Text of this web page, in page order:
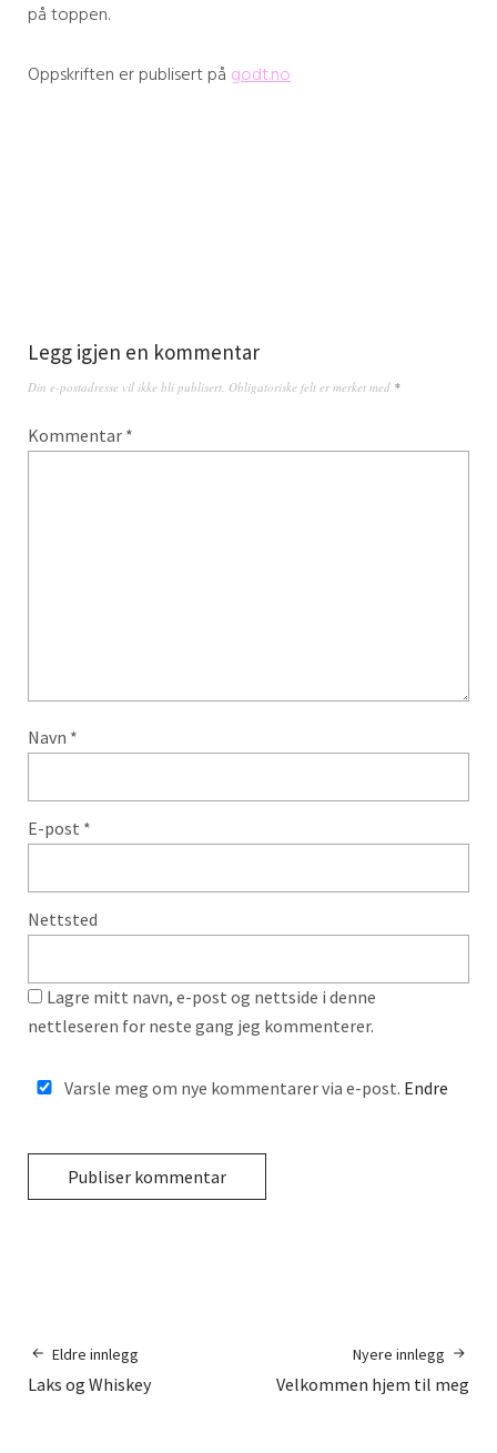
på toppen.
Oppskriften er publisert på godt.no
Legg igjen en kommentar
Din e-postadresse vil ikke bli publisert. Obligatoriske felt er merket med *
Kommentar *
Navn *
E-post *
Nettsted
Lagre mitt navn, e-post og nettside i denne
nettleseren for neste gang jeg kommenterer.
Varsle meg om nye kommentarer via e-post. Endre
Eldre innlegg
Laks og Whiskey
Nyere innlegg
Velkommen hjem til meg